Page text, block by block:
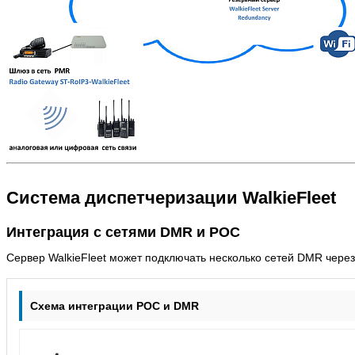
Система диспетчеризации WalkieFleet
Интеграция с сетями DMR и POC
Сервер WalkieFleet может подключать несколько сетей DMR
Схема интеграции POC и DMR